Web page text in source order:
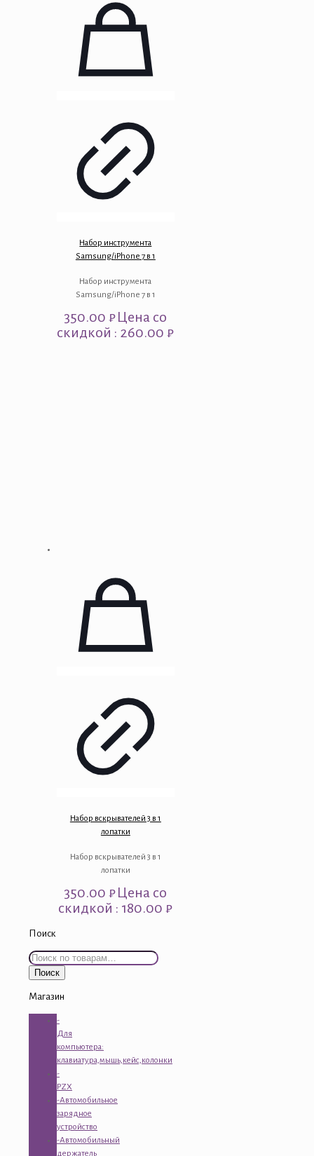
Набор инструмента
Samsung/iPhone 7 в 1
Набор инструмента
Samsung/iPhone 7 в 1
350.00₽Цена со
скидкой : 260.00 ₽
Набор вскрывателей 3 в 1
лопатки
Набор вскрывателей 3 в 1
лопатки
350.00₽Цена со
скидкой : 180.00 ₽
Поиск
Искать:
Поиск
Магазин
-
Для
компьютера:
клавиатура,мышь,кейс,колонки
-
PZX
-Автомобильное
зарядное
устройство
-Автомобильный
держатель